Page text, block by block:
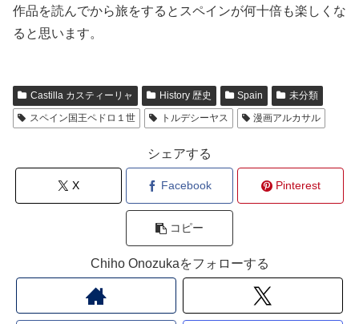
作品を読んでから旅をするとスペインが何十倍も楽しくな
ると思います。
Castilla カスティーリャ History 歴史 Spain
未分類
スペイン国王ペドロ１世
トルデシーヤス 漫画アルカサル
シェアする
X Facebook Pinterest
コピー
Chiho Onozukaをフォローする